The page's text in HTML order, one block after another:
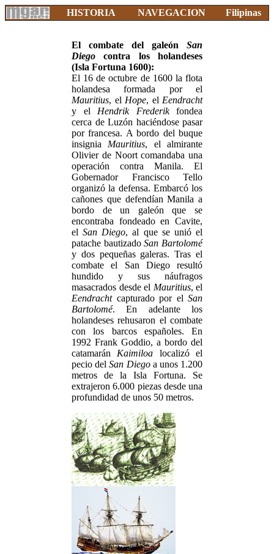
HISTORIA NAVEGACION Filipinas
El combate del galeón San
Diego contra los holandeses
(Isla Fortuna 1600):
El 16 de octubre de 1600 la flota
holandesa formada por el
Mauritius, el Hope, el Eendracht
y el Hendrik Frederikfondea
cerca de Luzón haciéndose pasar
por francesa. A bordo del buque
insignia Mauritius, el almirante
Olivier de Noort comandaba una
operación contra Manila. El
Gobernador Francisco Tello
organizó la defensa. Embarcó los
cañones que defendían Manila a
bordo de un galeón que se
encontraba fondeado en Cavite,
elSan Diego, al que se unió el
patache bautizadoSan Bartolomé
y dos pequeñas galeras. Tras el
combate el San Diego resultó
hundido y sus náufragos
masacrados desde el Mauritius, el
Eendrachtcapturado por el San
Bartolomé. En adelante los
holandeses rehusaron el combate
con los barcos españoles. En
1992 Frank Goddio, a bordo del
catamarán Kaimiloa localizó el
pecio delSan Diegoa unos 1.200
metros de la Isla Fortuna. Se
extrajeron 6.000 piezas desde una
profundidad de unos 50 metros.